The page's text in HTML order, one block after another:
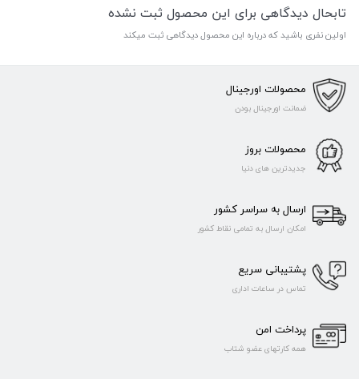
تابحال دیدگاهی برای این محصول ثبت نشده
اولین نفری باشید که درباره این محصول دیدگاهی ثبت میکند
محصولات اورجینال
ضمانت اورجینال بودن
محصولات بروز
جدیدترین های دنیا
ارسال به سراسر کشور
امکان ارسال به تمامی نقاط کشور
پشتیبانی سریع
تماس در ساعات اداری
پرداخت امن
همه کارتهای عضو شتاب